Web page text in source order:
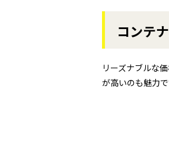
コンテ
リーズナブルな
が高いのも魅力で